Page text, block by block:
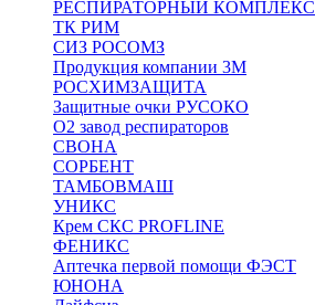
РЕСПИРАТОРНЫЙ КОМПЛЕКС
ТК РИМ
СИЗ РОСОМЗ
Продукция компании 3M
РОСХИМЗАЩИТА
Защитные очки РУСОКО
О2 завод респираторов
СВОНА
СОРБЕНТ
ТАМБОВМАШ
УНИКС
Крем СКС PROFLINE
ФЕНИКС
Аптечка первой помощи ФЭСТ
ЮНОНА